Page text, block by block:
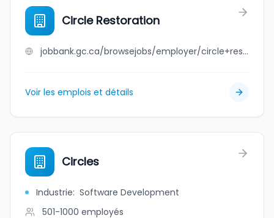
Circle Restoration
jobbank.gc.ca/browsejobs/employer/circle+restoration/ca
Voir les emplois et détails
Circles
Industrie: Software Development
501-1000 employés